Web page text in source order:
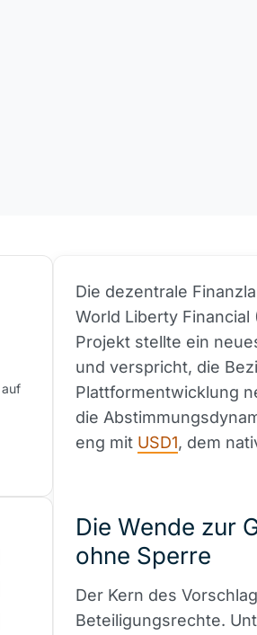
Die dezentrale
World Liberty Financial
Projekt stellte ein
und verspricht, die
Plattformentwicklung
die
eng mit USD1, dem
Die Wende zur
ohne Sperre
Der Kern des
Beteiligungsrechte.